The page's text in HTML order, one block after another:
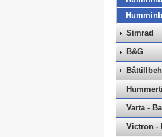
Simrad
B&G
Varta -
Victron -